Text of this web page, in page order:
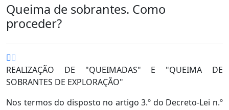
Queima de sobrantes. Como
proceder?
REALIZAÇÃO DE "QUEIMADAS" E "QUEIMA DE
SOBRANTES DE EXPLORAÇÃO"
Nos termos do disposto no artigo 3.º do Decreto-Lei n.º